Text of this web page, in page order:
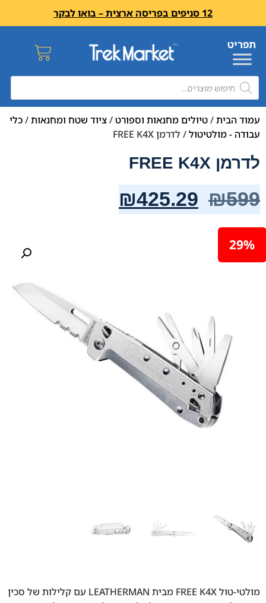
12 סניפים בפריסה ארצית – בואו לבקר
עמוד הבית/טיולים מחנאות וספורט/ציוד שטח ומחנאות/כלי
עבודה - מולטיטול/ לדרמן FREE K4X
לדרמן FREE K4X
₪599
₪425.29
29%
מולטי-טול FREE K4X מבית LEATHERMAN עם קלילות של סכין